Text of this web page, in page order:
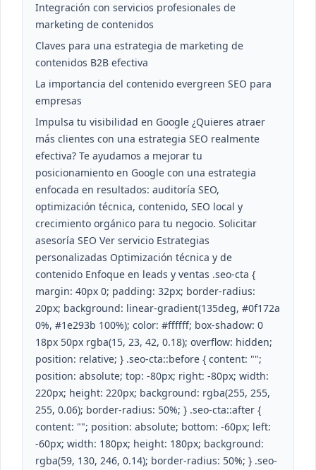
Integración con servicios profesionales de
marketing de contenidos
Claves para una estrategia de marketing de
contenidos B2B efectiva
La importancia del contenido evergreen SEO para
empresas
Impulsa tu visibilidad en Google ¿Quieres atraer
más clientes con una estrategia SEO realmente
efectiva? Te ayudamos a mejorar tu
posicionamiento en Google con una estrategia
enfocada en resultados: auditoría SEO,
optimización técnica, contenido, SEO local y
crecimiento orgánico para tu negocio. Solicitar
asesoría SEO Ver servicio Estrategias
personalizadas Optimización técnica y de
contenido Enfoque en leads y ventas .seo-cta {
margin: 40px 0; padding: 32px; border-radius:
20px; background: linear-gradient(135deg, #0f172a
0%, #1e293b 100%); color: #ffffff; box-shadow: 0
18px 50px rgba(15, 23, 42, 0.18); overflow: hidden;
position: relative; } .seo-cta::before { content: "";
position: absolute; top: -80px; right: -80px; width:
220px; height: 220px; background: rgba(255, 255,
255, 0.06); border-radius: 50%; } .seo-cta::after {
content: ""; position: absolute; bottom: -60px; left:
-60px; width: 180px; height: 180px; background:
rgba(59, 130, 246, 0.14); border-radius: 50%; } .seo-